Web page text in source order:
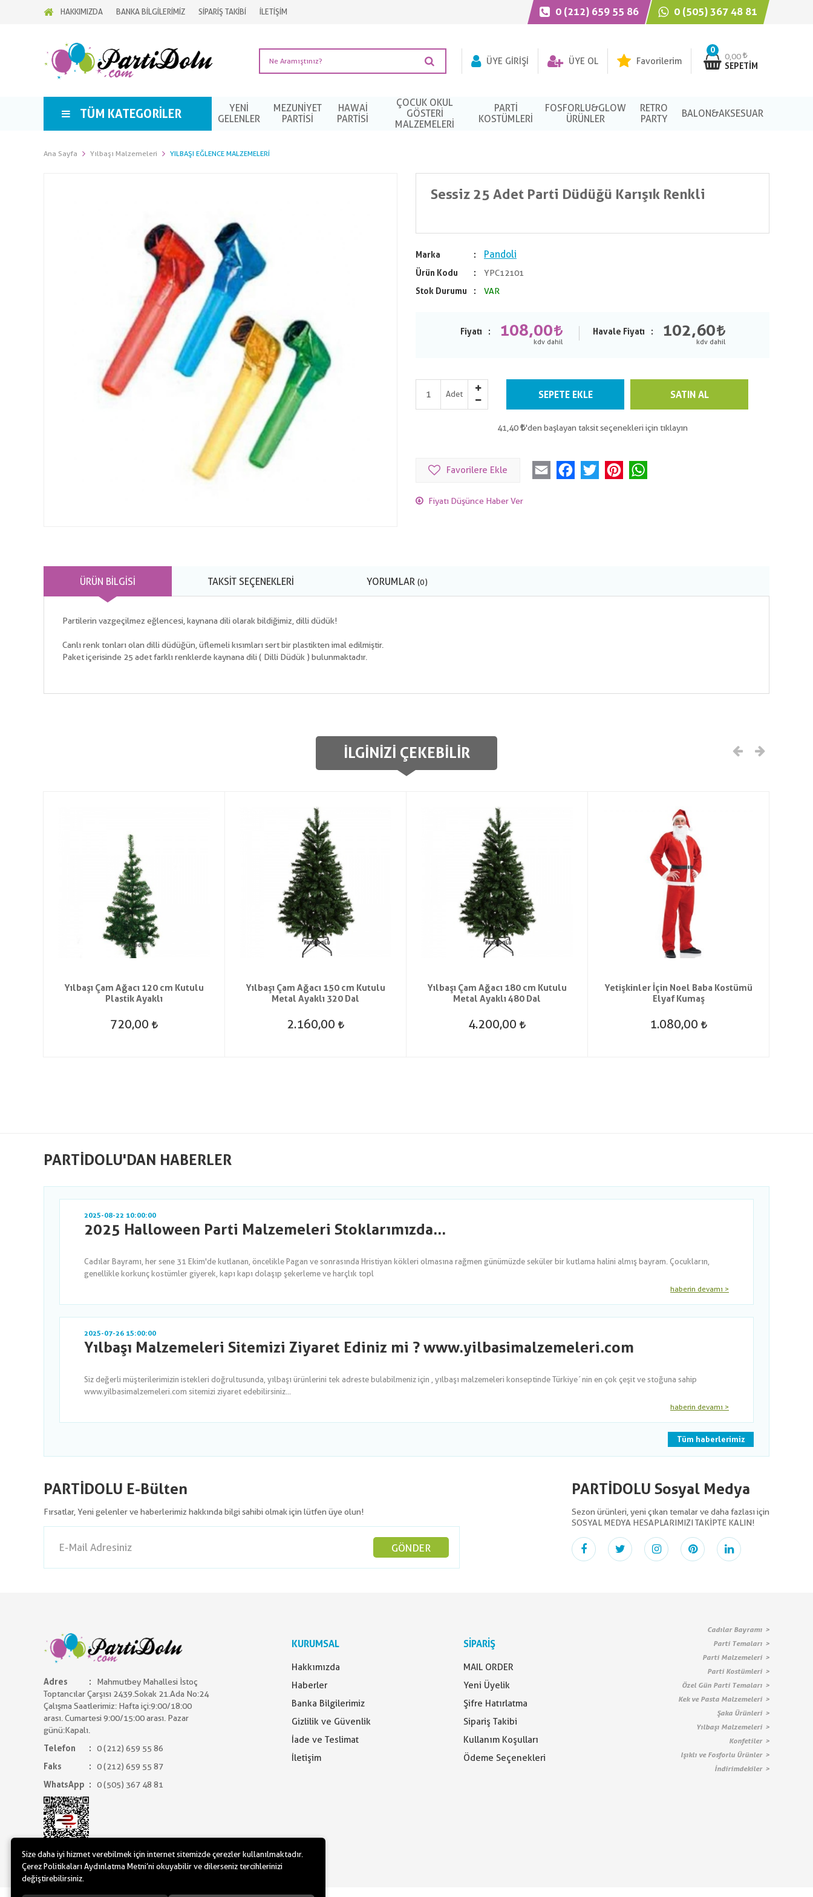
HAKKIMIZDA BANKA BİLGİLERİMİZ SİPARİŞ TAKİBİ İLETİŞİM 0 (212) 659 55 86 0 (505) 367 48 81
0
0,00
SEPETIM
ÜYE GIRIŞI ÜYE OL Favorilerim
TÜM KATEGORILER
YENİ
GELENLER
MEZUNIYET
PARTISI
HAWAI
PARTISI
ÇOCUK OKUL
GÖSTERİ
MALZEMELERİ
PARTI
KOSTÜMLERI
FOSFORLU&GLOW
ÜRÜNLER
RETRO
PARTY
BALON&AKSESUAR
Ana Sayfa Yılbaşı Malzemeleri YILBAŞI EĞLENCE MALZEMELERI
Sessiz 25 Adet Parti Düdüğü Karışık Renkli
Marka Pandoli
Ürün Kodu
YPC12101
Stok Durumu
VAR
Fiyatı 108,00 Havale Fiyatı 102,60
Adet SEPETE EKLE SATIN AL
41,40 'den başlayan taksit seçenekleri için tıklayın
Favorilere Ekle Email FacebookTwitter Pinterest
Fiyatı Düşünce Haber Ver
ÜRÜN BILGISI TAKSIT SEÇENEKLERI YORUMLAR (0)
Partilerin vazgeçilmez eğlencesi, kaynana dili olarak bildiğimiz, dilli düdük!
Canlı renk tonları olan dilli düdüğün, üflemeli kısımları sert bir plastikten imal edilmiştir.
Paket içerisinde 25 adet farklı renklerde kaynana dili ( Dilli Düdük ) bulunmaktadır.
İLGINIZI ÇEKEBILIR
Yılbaşı Çam Ağacı 120 cm Kutulu
Plastik Ayaklı
720,00
Yılbaşı Çam Ağacı 150 cm Kutulu
Metal Ayaklı 320 Dal
2.160,00
Yılbaşı Çam Ağacı 180 cm Kutulu
Metal Ayaklı 480 Dal
4.200,00
Yetişkinler İçin Noel Baba Kostümü
Elyaf Kumaş
1.080,00
PARTIDOLU'DAN HABERLER
2025-08-22 10:00:00
2025 Halloween Parti Malzemeleri Stoklarımızda...
Cadılar Bayramı, her sene 31 Ekim'de kutlanan, öncelikle Pagan ve sonrasında Hristiyan kökleri olmasına rağmen günümüzde seküler bir kutlama halini almış bayram. Çocukların,
genellikle korkunç kostümler giyerek, kapı kapı dolaşıp şekerleme ve harçlık topl
haberin devamı >
2025-07-26 15:00:00
Yılbaşı Malzemeleri Sitemizi Ziyaret Ediniz mi ? www.yilbasimalzemeleri.com
Siz değerli müşterilerimizin istekleri doğrultusunda, yılbaşı ürünlerini tek adreste bulabilmeniz için , yılbaşı malzemeleri konseptinde Türkiye´nin en çok çeşit ve stoğuna sahip
www.yilbasimalzemeleri.com sitemizi ziyaret edebilirsiniz...
haberin devamı >
Tüm haberlerimiz
PARTİDOLU E-Bülten
Fırsatlar, Yeni gelenler ve haberlerimiz hakkında bilgi sahibi olmak için lütfen üye olun!
GÖNDER
PARTİDOLU Sosyal Medya
Sezon ürünleri, yeni çıkan temalar ve daha fazlası için
SOSYAL MEDYA HESAPLARIMIZI TAKİPTE KALIN!
Adres
Mahmutbey Mahallesi İstoç
Toptancılar Çarşısı 2439.Sokak 21.Ada No:24
Çalışma Saatlerimiz: Hafta içi:9:00/18:00
arası. Cumartesi 9:00/15:00 arası. Pazar
günü:Kapalı.
Telefon
0 (212) 659 55 86
Faks
0 (212) 659 55 87
WhatsApp
0 (505) 367 48 81
KURUMSAL
Hakkımızda
Haberler
Banka Bilgilerimiz
Gizlilik ve Güvenlik
İade ve Teslimat
İletişim
SİPARİŞ
MAIL ORDER
Yeni Üyelik
Şifre Hatırlatma
Sipariş Takibi
Kullanım Koşulları
Ödeme Seçenekleri
Cadılar Bayramı
Parti Temaları
Parti Malzemeleri
Parti Kostümleri
Özel Gün Parti Temaları
Kek ve Pasta Malzemeleri
Şaka Ürünleri
Yılbaşı Malzemeleri
Konfetiler
Işıklı ve Fosforlu Ürünler
İndirimdekiler
Size daha iyi hizmet verebilmek için internet sitemizde çerezler kullanılmaktadır.
Çerez Politikaları Aydınlatma Metni’ni okuyabilir ve dilerseniz tercihlerinizi
değiştirebilirsiniz.